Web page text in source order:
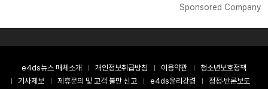
Sponsored Company
e4ds뉴스 매체소개 개인정보취급방침 이용약관
청소년보호정책
기사제보
제휴문의 및 고객 불만 신고 e4ds윤리강령
정정·반론보도